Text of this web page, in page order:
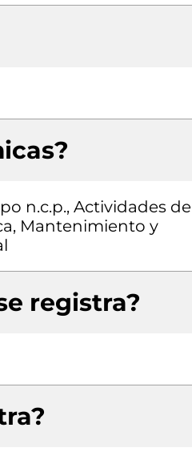
n.c.p., Actividades de
Mantenimiento y
registra?